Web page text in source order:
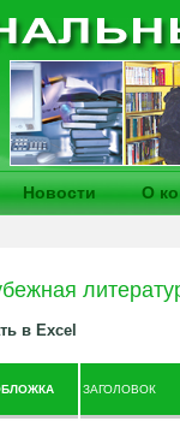
Новости О
в Excel
ЗАГОЛОВОК